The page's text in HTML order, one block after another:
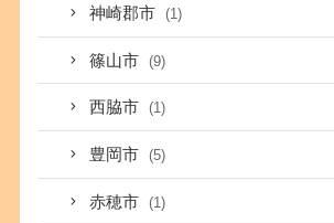
神崎郡市 (1)
篠山市 (9)
西脇市 (1)
豊岡市 (5)
赤穂市 (1)